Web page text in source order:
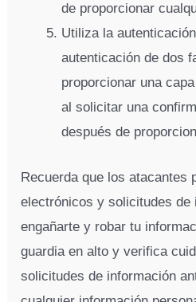
de proporcionar
Utiliza la
autenticación de dos
proporcionar una
al solicitar una
después de
Recuerda que los atacantes
electrónicos y solicitudes de
engañarte y robar tu
guardia en alto y verifica
solicitudes de información